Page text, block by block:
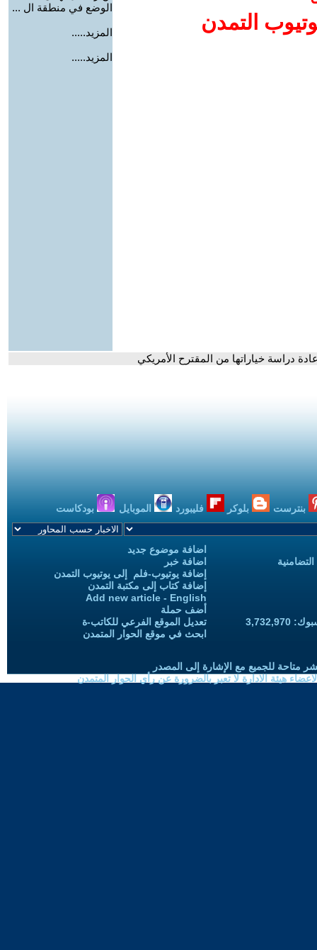
التمدن
الوضع في منطقة ال ...
المزيد.....
المزيد.....
دراسة خياراتها من المقترح الأمريكي
بنترست بلوكر فليبورد الموبايل بودكاست
اضافة موضوع جديد
اضافة خبر
إضافة يوتيوب-فلم إلى يوتيوب التمدن
إضافة كتاب إلى مكتبة التمدن
Add new article - English
أضف حملة
تعديل الموقع الفرعي للكاتب-ة
ابحث في موقع الحوار المتمدن
متاحة للجميع مع الإشارة إلى المصدر
هيئة الادارة لا تعبر بالضرورة عن رأي الحوار المتمدن